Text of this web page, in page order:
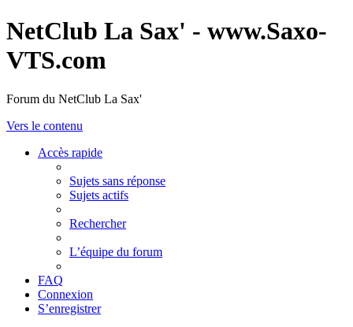
NetClub La Sax' - www.Saxo-
VTS.com
Forum du NetClub La Sax'
Vers le contenu
Accès rapide
Sujets sans réponse
Sujets actifs
Rechercher
L’équipe du forum
FAQ
Connexion
S’enregistrer